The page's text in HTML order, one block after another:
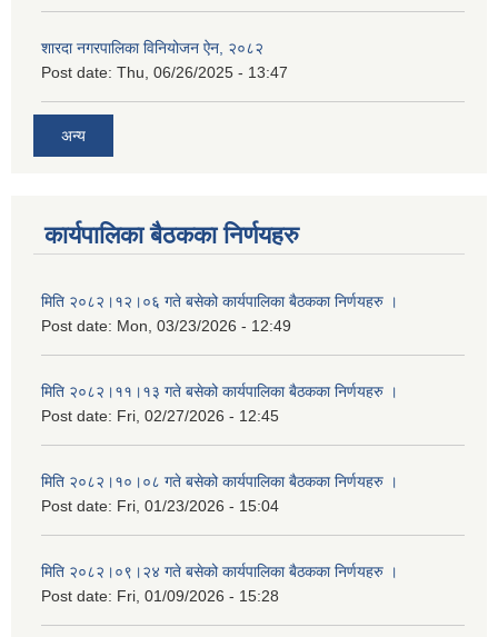
शारदा नगरपालिका विनियोजन ऐन, २०८२
Post date: Thu, 06/26/2025 - 13:47
अन्य
कार्यपालिका बैठकका निर्णयहरु
मिति २०८२।१२।०६ गते बसेको कार्यपालिका बैठकका निर्णयहरु ।
Post date: Mon, 03/23/2026 - 12:49
मिति २०८२।११।१३ गते बसेको कार्यपालिका बैठकका निर्णयहरु ।
Post date: Fri, 02/27/2026 - 12:45
मिति २०८२।१०।०८ गते बसेको कार्यपालिका बैठकका निर्णयहरु ।
Post date: Fri, 01/23/2026 - 15:04
मिति २०८२।०९।२४ गते बसेको कार्यपालिका बैठकका निर्णयहरु ।
Post date: Fri, 01/09/2026 - 15:28